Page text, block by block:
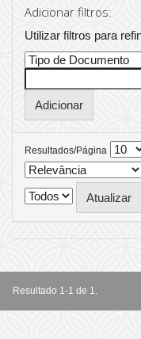
Adicionar filtros:
Utilizar filtros para
Resultados/Página
Resultado 1-1 de 1.